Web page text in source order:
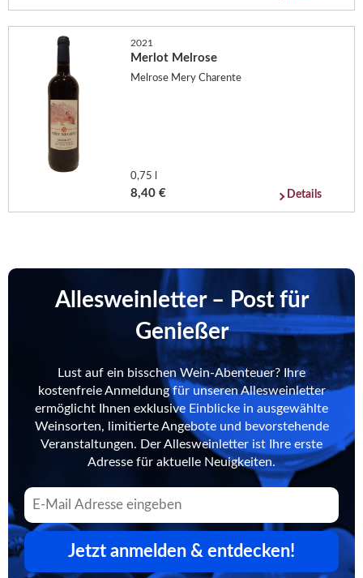
2021
Merlot Melrose
Melrose Mery Charente
0,75 l
8,40 € Details
Allesweinletter – Post für
Genießer
Lust auf ein bisschen Wein-Abenteuer? Ihre
kostenfreie Anmeldung für unseren Allesweinletter
ermöglicht Ihnen exklusive Einblicke in ausgewählte
Weinsorten, limitierte Angebote und bevorstehende
Veranstaltungen. Der Allesweinletter ist Ihre erste
Adresse für aktuelle Neuigkeiten.
Jetzt anmelden & entdecken!